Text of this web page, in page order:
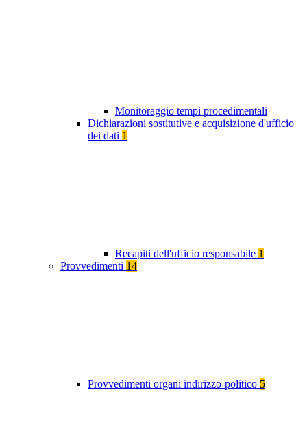
Monitoraggio tempi procedimentali
Dichiarazioni sostitutive e acquisizione d'ufficio
dei dati 1
Recapiti dell'ufficio responsabile 1
Provvedimenti 14
Provvedimenti organi indirizzo-politico 5